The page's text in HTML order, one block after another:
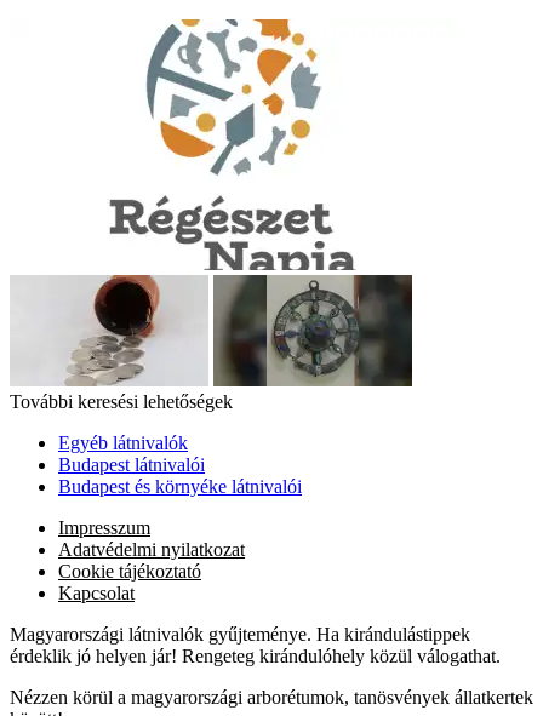
További keresési lehetőségek
Egyéb látnivalók
Budapest látnivalói
Budapest és környéke látnivalói
Impresszum
Adatvédelmi nyilatkozat
Cookie tájékoztató
Kapcsolat
Magyarországi látnivalók gyűjteménye. Ha kirándulástippek
érdeklik jó helyen jár! Rengeteg kirándulóhely közül válogathat.
Nézzen körül a magyarországi arborétumok, tanösvények állatkertek